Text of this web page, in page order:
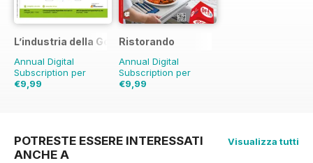
L’industria della Gomma
Annual Digital
Subscription per
€9,99
Ristorando
Annual Digital
Subscription per
€9,99
POTRESTE ESSERE INTERESSATI
ANCHE A
Visualizza tutti